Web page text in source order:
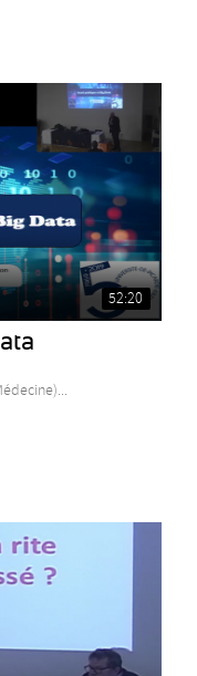
52:20